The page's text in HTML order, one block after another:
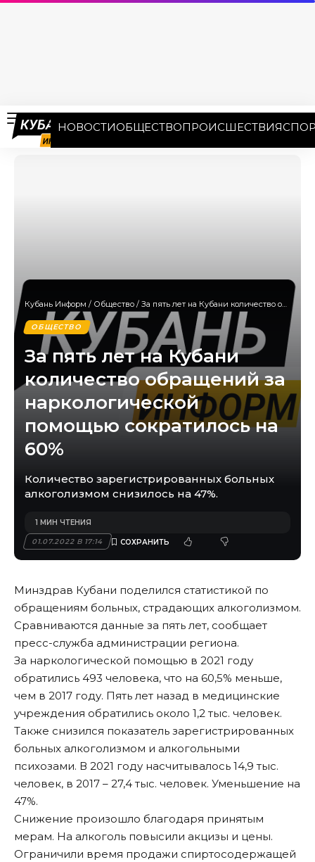
НОВОСТИОБЩЕСТВОПРОИСШЕСТВИЯ
Кубань Информ / Общество / За пять лет на Кубани количество обращений за наркологической помощью сократилось на 60%
ОБЩЕСТВО
За пять лет на Кубани
количество обращений за
наркологической
помощью сократилось на
60%
Количество зарегистрированных больных
алкоголизмом снизилось на 47%.
01.07.2022 В 17:14
1 МИН ЧТЕНИЯ
Минздрав Кубани поделился статистикой по
обращениям больных, страдающих алкоголизмом.
Сравниваются данные за пять лет, сообщает
пресс-служба администрации региона.
За наркологической помощью в 2021 году
обратились 493 человека, что на 60,5% меньше,
чем в 2017 году. Пять лет назад в медицинские
учреждения обратились около 1,2 тыс. человек.
Также снизился показатель зарегистрированных
больных алкоголизмом и алкогольными
психозами. В 2021 году насчитывалось 14,9 тыс.
человек, в 2017 – 27,4 тыс. человек. Уменьшение на
47%.
Снижение произошло благодаря принятым
мерам. На алкоголь повысили акцизы и цены.
Ограничили время продажи спиртосодержащей